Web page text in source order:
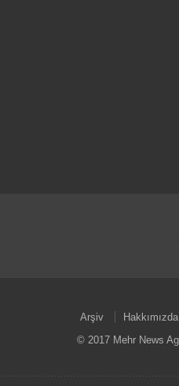
Arşiv Hakkımızda
© 2017 Mehr News